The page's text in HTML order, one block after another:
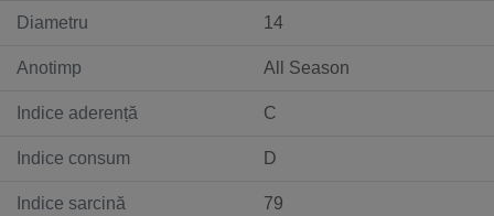
Diametru 14
Anotimp All Season
Indice aderență C
Indice consum D
Indice sarcină 79